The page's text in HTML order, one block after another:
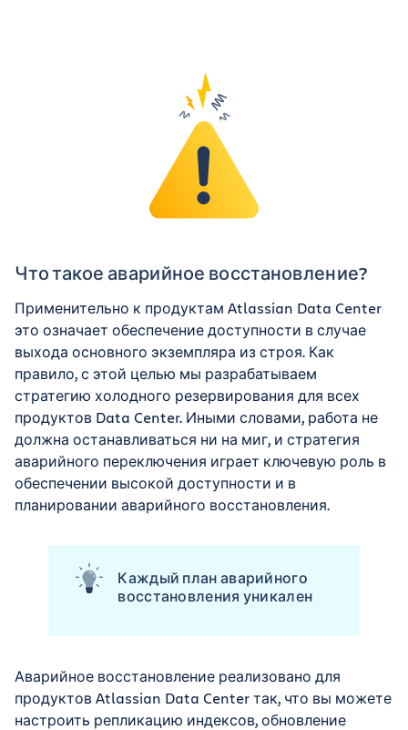
Что такое аварийное восстановление?
Применительно к продуктам Atlassian Data Center
это означает обеспечение доступности в случае
выхода основного экземпляра из строя. Как
правило, с этой целью мы разрабатываем
стратегию холодного резервирования для всех
продуктов Data Center. Иными словами, работа не
должна останавливаться ни на миг, и стратегия
аварийного переключения играет ключевую роль в
обеспечении высокой доступности и в
планировании аварийного восстановления.
Каждый план аварийного
восстановления уникален
Аварийное восстановление реализовано для
продуктов Atlassian Data Center так, что вы можете
настроить репликацию индексов, обновление